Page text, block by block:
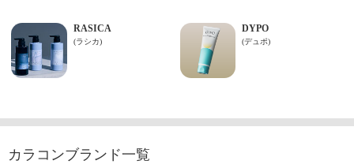
カラコンブランド一覧